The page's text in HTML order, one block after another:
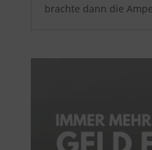
brachte dann die